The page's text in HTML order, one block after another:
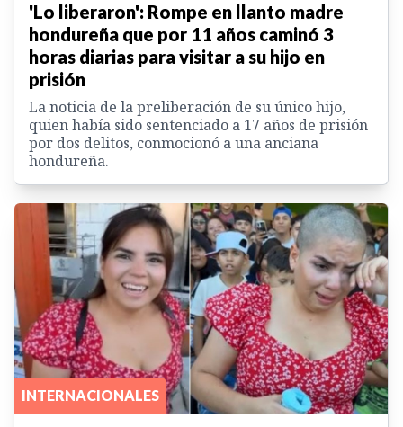
'Lo liberaron': Rompe en llanto madre
hondureña que por 11 años caminó 3
horas diarias para visitar a su hijo en
prisión
La noticia de la preliberación de su único hijo,
quien había sido sentenciado a 17 años de prisión
por dos delitos, conmocionó a una anciana
hondureña.
INTERNACIONALES